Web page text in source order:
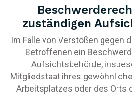
zuständigen
Im Falle von Verstößen gegen
Betroffenen ein
Aufsichtsbehörde,
Mitgliedstaat ihres
Arbeitsplatzes oder des Orts